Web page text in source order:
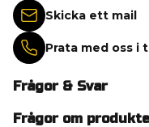
Skicka ett mail
Prata med oss i
Frågor & Svar
Frågor om